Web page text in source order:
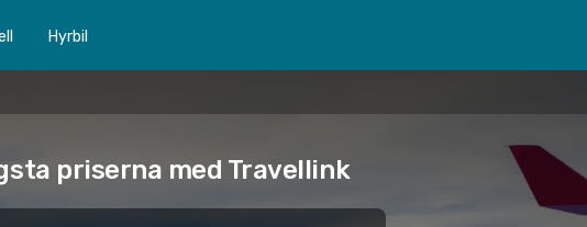
Hyrbil
priserna med Travellink